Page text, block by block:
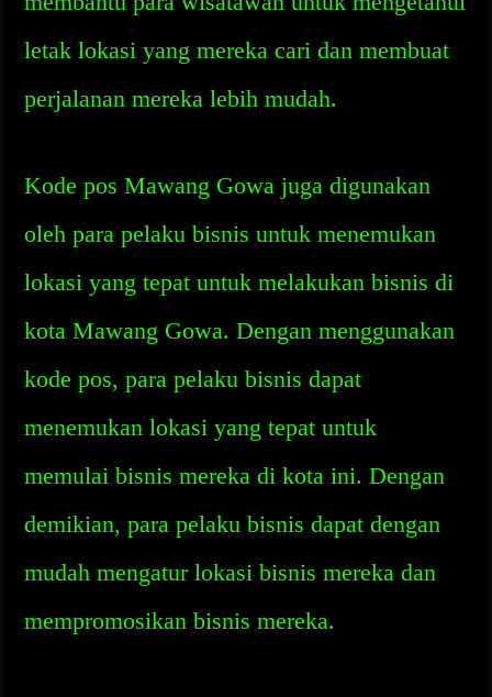
letak lokasi yang mereka cari dan membuat
perjalanan mereka lebih mudah.
Kode pos Mawang Gowa juga digunakan
oleh para pelaku bisnis untuk menemukan
lokasi yang tepat untuk melakukan bisnis di
kota Mawang Gowa. Dengan menggunakan
kode pos, para pelaku bisnis dapat
menemukan lokasi yang tepat untuk
memulai bisnis mereka di kota ini. Dengan
demikian, para pelaku bisnis dapat dengan
mudah mengatur lokasi bisnis mereka dan
mempromosikan bisnis mereka.